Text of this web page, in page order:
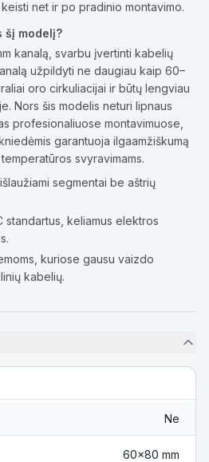
net ir po pradinio montavimo.
šį modelį?
kanalą, svarbu įvertinti kabelių
užpildyti ne daugiau kaip 60–
oro cirkuliacijai ir būtų lengviau
Nors šis modelis neturi lipnaus
profesionaliuose montavimuose,
garantuoja ilgaamžiškumą
svyravimams.
segmentai be aštrių
standartus, keliamus elektros
kuriose gausu vaizdo
kabelių.
Ne
60x80 mm